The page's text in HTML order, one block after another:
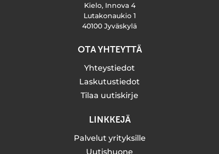
Kielo, Innova 4
Lutakonaukio 1
40100 Jyväskylä
OTA YHTEYTTÄ
Yhteystiedot
Laskutustiedot
Tilaa uutiskirje
LINKKEJÄ
Palvelut yrityksille
Uutishuone